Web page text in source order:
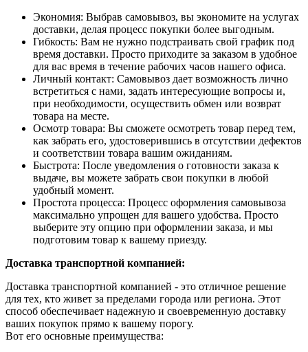
Экономия: Выбрав самовывоз, вы экономите на услугах
доставки, делая процесс покупки более выгодным.
Гибкость: Вам не нужно подстраивать свой график под
время доставки. Просто приходите за заказом в удобное
для вас время в течение рабочих часов нашего офиса.
Личный контакт: Самовывоз дает возможность лично
встретиться с нами, задать интересующие вопросы и,
при необходимости, осуществить обмен или возврат
товара на месте.
Осмотр товара: Вы сможете осмотреть товар перед тем,
как забрать его, удостоверившись в отсутствии дефектов
и соответствии товара вашим ожиданиям.
Быстрота: После уведомления о готовности заказа к
выдаче, вы можете забрать свои покупки в любой
удобный момент.
Простота процесса: Процесс оформления самовывоза
максимально упрощен для вашего удобства. Просто
выберите эту опцию при оформлении заказа, и мы
подготовим товар к вашему приезду.
Доставка транспортной компанией:
Доставка транспортной компанией - это отличное решение
для тех, кто живет за пределами города или региона. Этот
способ обеспечивает надежную и своевременную доставку
ваших покупок прямо к вашему порогу.
Вот его основные преимущества: